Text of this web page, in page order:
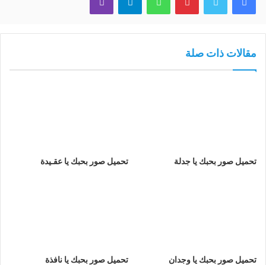
مقالات ذات صلة
تحميل صور بحبك يا جدلة تحميل صور بحبك يا عقـيدة
تحميل صور بحبك يا وجدان تحميل صور بحبك يا نافذة